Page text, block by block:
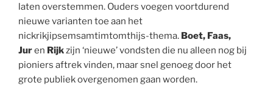
laten overstemmen. Ouders voegen voortdurend
nieuwe varianten toe aan het
nickrikjipsemsamtimtomthijs-thema. Boet, Faas,
Juren Rijkzijn ‘nieuwe’ vondsten die nu alleen nog bij
pioniers aftrek vinden, maar snel genoeg door het
grote publiek overgenomen gaan worden.